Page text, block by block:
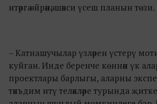
итәргә өйрәнә, шәхси үсеш планын төзи.
– Катнашучылар үзләрен үстерү
куйган. Инде беренче көннән үк
проектлары барлыгы, аларны
тәкъдим итү теләкләре турында